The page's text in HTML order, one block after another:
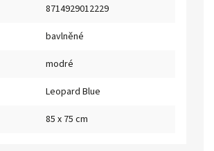
8714929012229
bavlněné
modré
Leopard Blue
85 x 75 cm